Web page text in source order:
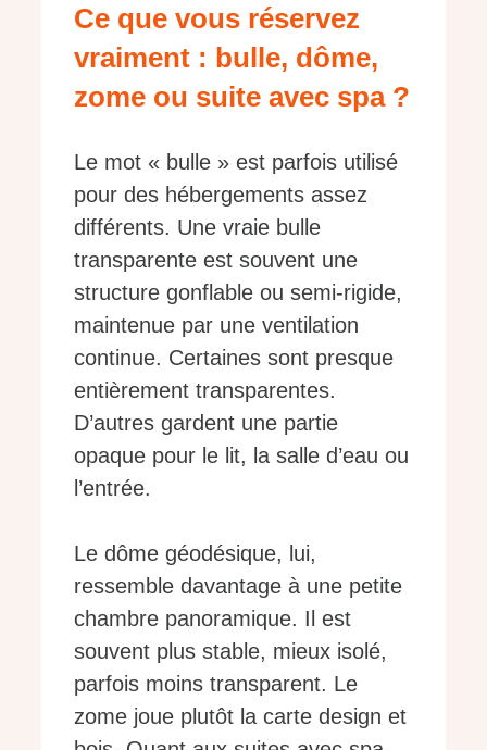
Ce que vous réservez
vraiment : bulle, dôme,
zome ou suite avec spa ?
Le mot « bulle » est parfois utilisé
pour des hébergements assez
différents. Une vraie bulle
transparente est souvent une
structure gonflable ou semi-rigide,
maintenue par une ventilation
continue. Certaines sont presque
entièrement transparentes.
D’autres gardent une partie
opaque pour le lit, la salle d’eau ou
l’entrée.
Le dôme géodésique, lui,
ressemble davantage à une petite
chambre panoramique. Il est
souvent plus stable, mieux isolé,
parfois moins transparent. Le
zome joue plutôt la carte design et